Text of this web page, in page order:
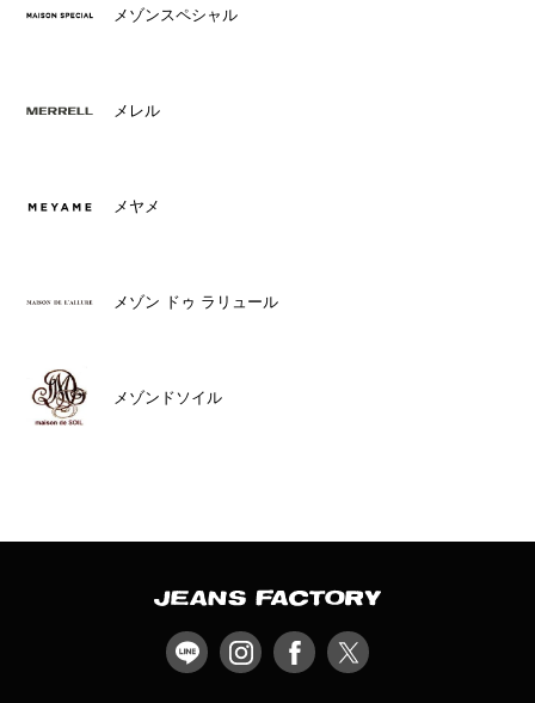
メゾンスペシャル
メレル
メヤメ
メゾン ドゥ ラリュール
メゾンドソイル